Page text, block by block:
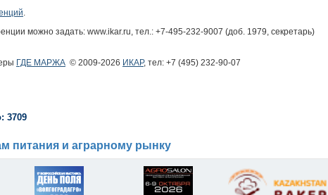
.
можно задать: www.ikar.ru, тел.: +7-495-232-9007 (доб. 1979, секретарь)
ГДЕ МАРЖА © 2009-2026 ИКАР, тел: +7 (495) 232-90-07
3709
питания и аграрному рынку